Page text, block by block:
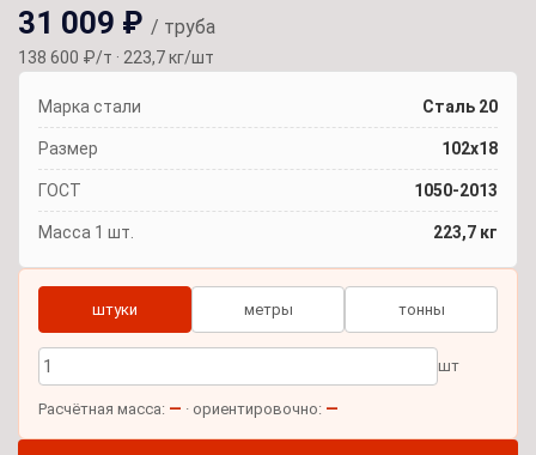
31 009 ₽ / труба
138 600 ₽/т · 223,7 кг/шт
Марка стали Сталь 20
Размер 102x18
ГОСТ 1050-2013
Масса 1 шт. 223,7 кг
штуки метры тонны
шт
Расчётная масса: — · ориентировочно: —